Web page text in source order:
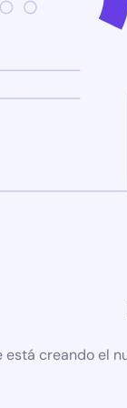
está creando el